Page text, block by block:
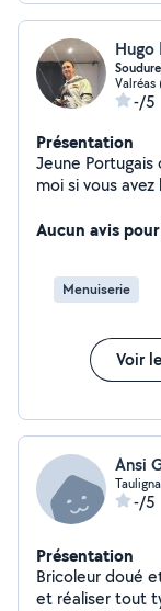
Hugo
Valréas
-/5
Présentation
Jeune
moi si vous
expérimenté. Je
Aucun avis
Menuiserie
Voir
Ansi
-/5
Présentation
Bricoleur doué
et réaliser tout